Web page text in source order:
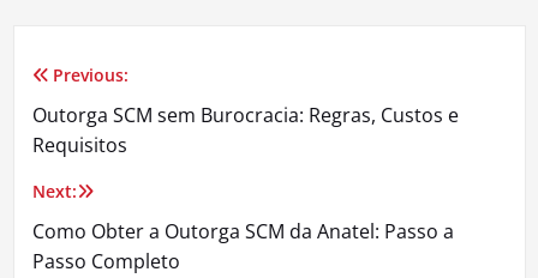
Navegação
de
Post
Previous:
Outorga SCM sem Burocracia: Regras, Custos e
Requisitos
Next:
Como Obter a Outorga SCM da Anatel: Passo a
Passo Completo